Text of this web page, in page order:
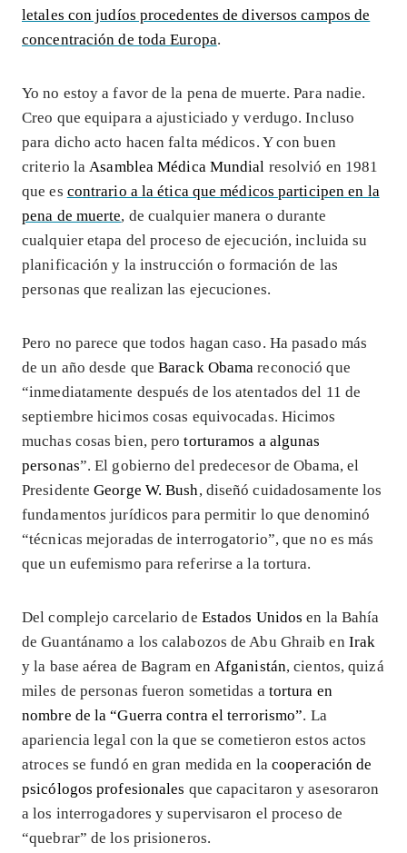
letales con judíos procedentes de diversos campos de
concentración de toda Europa.
Yo no estoy a favor de la pena de muerte. Para nadie.
Creo que equipara a ajusticiado y verdugo. Incluso
para dicho acto hacen falta médicos. Y con buen
criterio la Asamblea Médica Mundial resolvió en 1981
que es contrario a la ética que médicos participen en la
pena de muerte, de cualquier manera o durante
cualquier etapa del proceso de ejecución, incluida su
planificación y la instrucción o formación de las
personas que realizan las ejecuciones.
Pero no parece que todos hagan caso. Ha pasado más
de un año desde queBarack Obama reconoció que
“inmediatamente después de los atentados del 11 de
septiembre hicimos cosas equivocadas. Hicimos
muchas cosas bien, perotorturamos a algunas
personas”. El gobierno del predecesor de Obama, el
PresidenteGeorge W. Bush, diseñó cuidadosamente los
fundamentos jurídicos para permitir lo que denominó
“técnicas mejoradas de interrogatorio”, que no es más
que un eufemismo para referirse a la tortura.
Del complejo carcelario de Estados Unidos en la Bahía
de Guantánamo a los calabozos de Abu Ghraib en Irak
y la base aérea de Bagram en Afganistán, cientos, quizá
miles de personas fueron sometidas a tortura en
nombre de la “Guerra contra el terrorismo”. La
apariencia legal con la que se cometieron estos actos
atroces se fundó en gran medida en la cooperación de
psicólogos profesionales que capacitaron y asesoraron
a los interrogadores y supervisaron el proceso de
“quebrar” de los prisioneros.